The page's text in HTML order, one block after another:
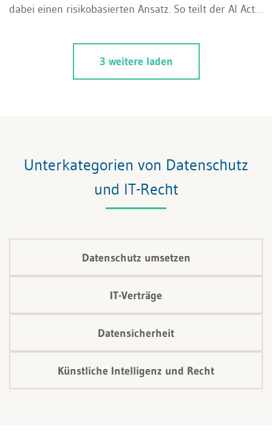
dabei einen risikobasierten Ansatz. So teilt der AI Act
Risikoklassen ein. Je nach potenzieller Auswirkung
des KI-Systems auf Sicherheit, Grundrechte und
Gesellschaft gilt es unterschiedliche Pflichten und
weitreichende Folgen für KI-Systeme, deren
Entwicklung, Angebot oder Nutzung haben. Doch wie
funktioniert diese Klassifizierung genau, und worauf
3 weitere laden
Unterkategorien von Datenschutz
und IT-Recht
Datenschutz umsetzen
IT-Verträge
Datensicherheit
Künstliche Intelligenz und Recht